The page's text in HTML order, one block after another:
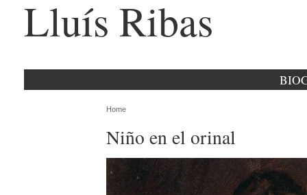
Lluís Ribas
Home
Niño en el orinal